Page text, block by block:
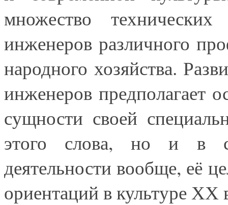
множество
инженеров различного
народного хозяйства.
инженеров предполагает
сущности своей
этого слова, но и в
деятельности вообще, её
ориентаций в культуре ХХ